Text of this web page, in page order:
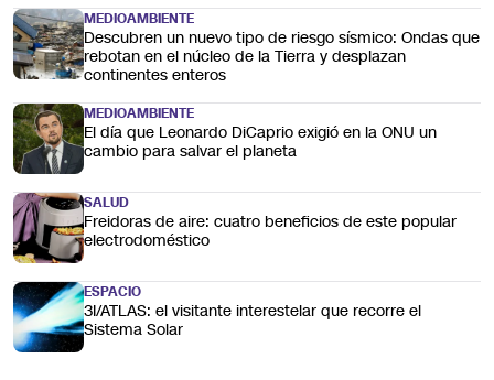
MEDIOAMBIENTE
Descubren un nuevo tipo de riesgo sísmico: Ondas que
rebotan en el núcleo de la Tierra y desplazan
continentes enteros
MEDIOAMBIENTE
El día que Leonardo DiCaprio exigió en la ONU un
cambio para salvar el planeta
SALUD
Freidoras de aire: cuatro beneficios de este popular
electrodoméstico
ESPACIO
3I/ATLAS: el visitante interestelar que recorre el
Sistema Solar